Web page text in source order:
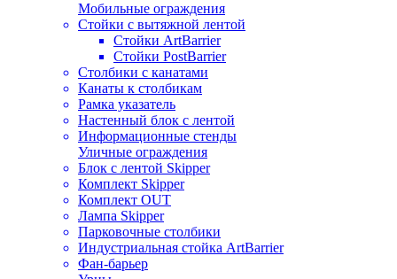
Мобильные ограждения
Стойки с вытяжной лентой
Стойки ArtBarrier
Стойки PostBarrier
Столбики с канатами
Канаты к столбикам
Рамка указатель
Настенный блок с лентой
Информационные стенды
Уличные ограждения
Блок с лентой Skipper
Комплект Skipper
Комплект OUT
Лампа Skipper
Парковочные столбики
Индустриальная стойка ArtBarrier
Фан-барьер